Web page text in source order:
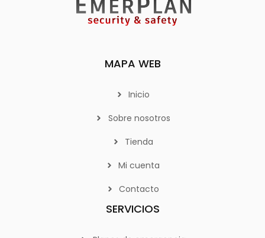
MAPA WEB
Inicio
Sobre nosotros
Tienda
Mi cuenta
Contacto
SERVICIOS